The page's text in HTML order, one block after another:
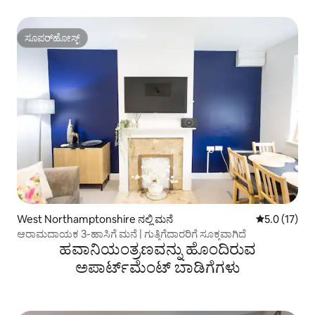
ಸೂಪರ್‌ಹೋಸ್ಟ್
ಸೂಪರ್‌ಹೋಸ್ಟ್
West Northamptonshire ನಲ್ಲಿ ಮನೆ 5 ರಲ್ಲಿ 5.0
5.0 (17)
ಆರಾಮದಾಯಕ 3-ಹಾಸಿಗೆ ಮನೆ | ಗುತ್ತಿಗೆದಾರರಿಗೆ ಸೂಕ್ತವಾಗಿದೆ
ಹವಾನಿಯಂತ್ರಣವನ್ನು ಹೊಂದಿರುವ
ಅಪಾರ್ಟ್‌ಮೆಂಟ್‌ ಬಾಡಿಗೆಗಳು